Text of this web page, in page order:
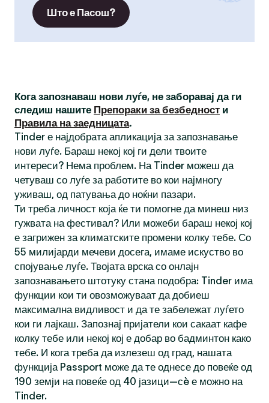
Што е Пасош?
Кога запознаваш нови луѓе, не заборавај да ги
следиш нашите Препораки за безбедност и
Правила на заедницата.
Tinder е најдобрата апликација за запознавање
нови луѓе. Бараш некој кој ги дели твоите
интереси? Нема проблем. На Tinder можеш да
четуваш со луѓе за работите во кои најмногу
уживаш, од патувања до ноќни пазари.
Ти треба личност која ќе ти помогне да минеш низ
гужвата на фестивал? Или можеби бараш некој кој
е загрижен за климатските промени колку тебе. Со
55 милијарди мечеви досега, имаме искуство во
спојување луѓе. Твојата врска со онлајн
запознавањето штотуку стана подобра: Tinder има
функции кои ти овозможуваат да добиеш
максимална видливост и да те забележат луѓето
кои ги лајкаш. Запознај пријатели кои сакаат кафе
колку тебе или некој кој е добар во бадминтон како
тебе. И кога треба да излезеш од град, нашата
функција Passport може да те однесе до повеќе од
190 земји на повеќе од 40 јазици—сè е можно на
Tinder.